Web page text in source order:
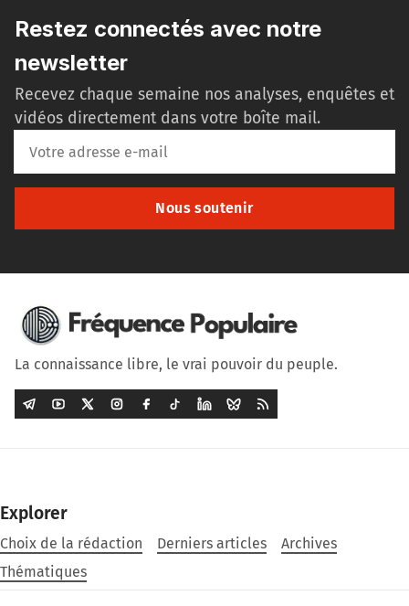
Restez connectés avec notre
newsletter
Recevez chaque semaine nos analyses, enquêtes et
vidéos directement dans votre boîte mail.
Nous soutenir
La connaissance libre, le vrai pouvoir du peuple.
Explorer
Choix de la rédaction Derniers articles
Archives
Thématiques